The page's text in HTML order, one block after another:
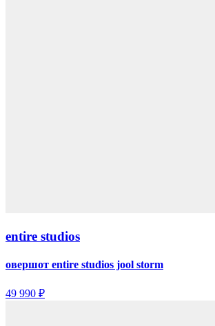
entire studios
овершот entire studios jool storm
49 990 ₽